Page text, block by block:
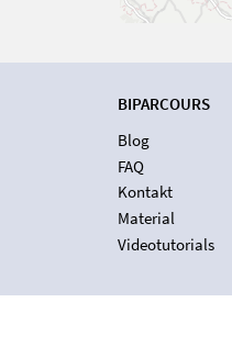
BIPARCOURS
Blog
FAQ
Kontakt
Material
Videotutorials